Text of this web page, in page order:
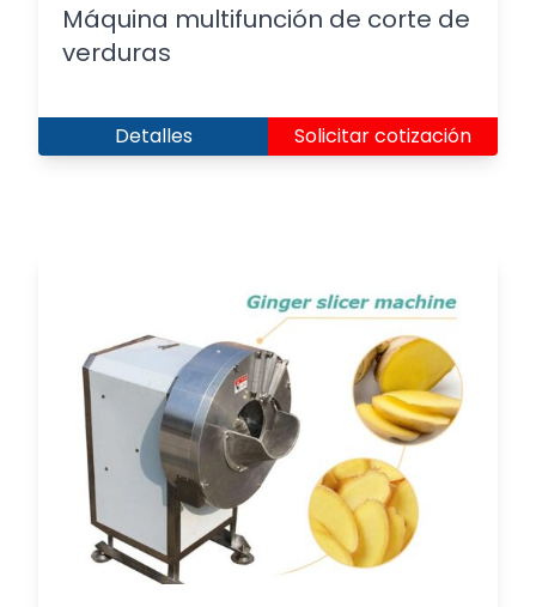
Máquina multifunción de corte de
verduras
Detalles Solicitar cotización